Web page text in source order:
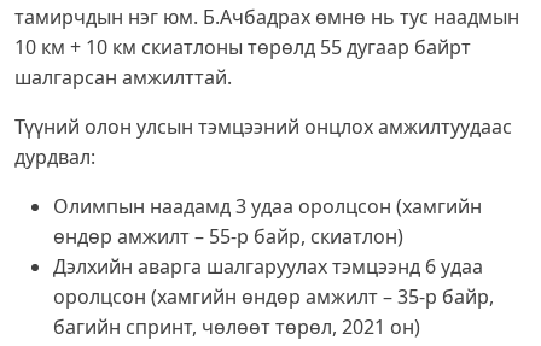
тамирчдын нэг юм. Б.Ачбадрах өмнө нь тус наадмын
10 км + 10 км скиатлоны төрөлд 55 дугаар байрт
шалгарсан амжилттай.
Түүний олон улсын тэмцээний онцлох амжилтуудаас
дурдвал:
Олимпын наадамд 3 удаа оролцсон (хамгийн
өндөр амжилт – 55-р байр, скиатлон)
Дэлхийн аварга шалгаруулах тэмцээнд 6 удаа
оролцсон (хамгийн өндөр амжилт – 35-р байр,
багийн спринт, чөлөөт төрөл, 2021 он)